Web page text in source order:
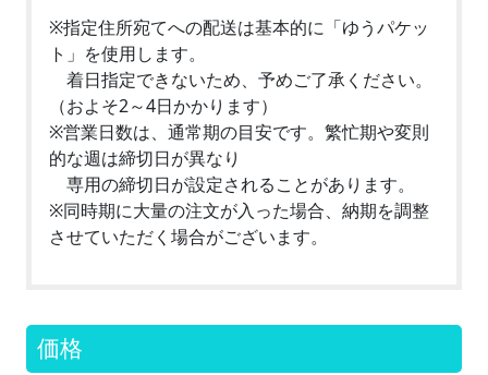
※指定住所宛てへの配送は基本的に「ゆうパケッ
ト」を使用します。
着日指定できないため、予めご了承ください。
（およそ2～4日かかります）
※営業日数は、通常期の目安です。繁忙期や変則
的な週は締切日が異なり
専用の締切日が設定されることがあります。
※同時期に大量の注文が入った場合、納期を調整
させていただく場合がございます。
価格